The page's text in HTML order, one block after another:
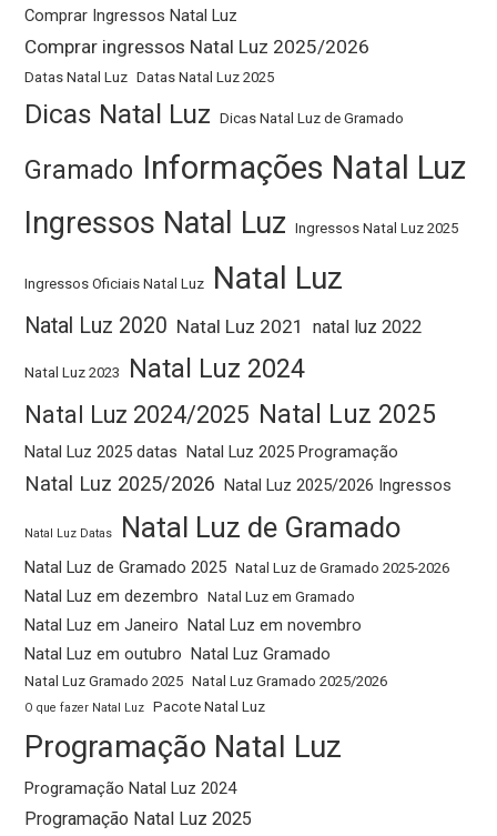
Comprar Ingressos Natal Luz
Comprar ingressos Natal Luz 2025/2026
Datas Natal Luz Datas Natal Luz 2025
Dicas Natal Luz Dicas Natal Luz de Gramado
Gramado Informações Natal Luz
Ingressos Natal Luz Ingressos Natal Luz 2025
Ingressos Oficiais Natal Luz Natal Luz
Natal Luz 2020 Natal Luz 2021 natal luz 2022
Natal Luz 2023 Natal Luz 2024
Natal Luz 2024/2025 Natal Luz 2025
Natal Luz 2025 datas Natal Luz 2025 Programação
Natal Luz 2025/2026 Natal Luz 2025/2026 Ingressos
Natal Luz Datas Natal Luz de Gramado
Natal Luz de Gramado 2025 Natal Luz de Gramado 2025-2026
Natal Luz em dezembro Natal Luz em Gramado
Natal Luz em Janeiro Natal Luz em novembro
Natal Luz em outubro Natal Luz Gramado
Natal Luz Gramado 2025 Natal Luz Gramado 2025/2026
O que fazer Natal Luz Pacote Natal Luz
Programação Natal Luz
Programação Natal Luz 2024
Programação Natal Luz 2025